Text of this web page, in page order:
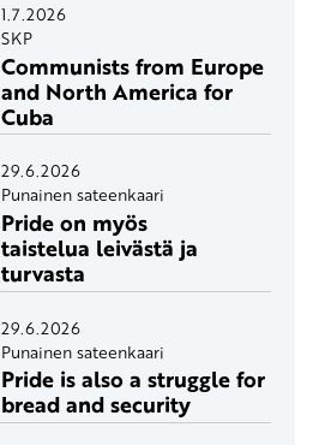
1.7.2026
SKP
Communists from Europe
and North America for
Cuba
29.6.2026
Punainen sateenkaari
Pride on myös
taistelua leivästä ja
turvasta
29.6.2026
Punainen sateenkaari
Pride is also a struggle for
bread and security